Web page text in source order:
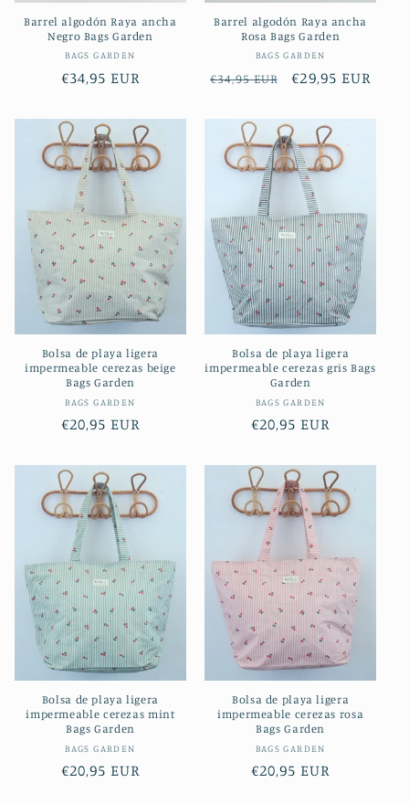
Barrel algodón Raya ancha
Negro Bags Garden
Proveedor:
BAGS GARDEN
Precio
€34,95 EUR
Barrel algodón Raya ancha
Rosa Bags Garden
Proveedor:
BAGS GARDEN
Precio
€34,95 EUR
Precio
oferta
€29,95 EUR
Bolsa de playa ligera
impermeable cerezas beige
Bags Garden
Proveedor:
BAGS GARDEN
Precio
€20,95 EUR
Bolsa de playa ligera
impermeable cerezas gris Bags
Garden
Proveedor:
BAGS GARDEN
Precio
€20,95 EUR
Bolsa de playa ligera
impermeable cerezas mint
Bags Garden
Proveedor:
BAGS GARDEN
Precio
€20,95 EUR
Bolsa de playa ligera
impermeable cerezas rosa
Bags Garden
Proveedor:
BAGS GARDEN
Precio
€20,95 EUR